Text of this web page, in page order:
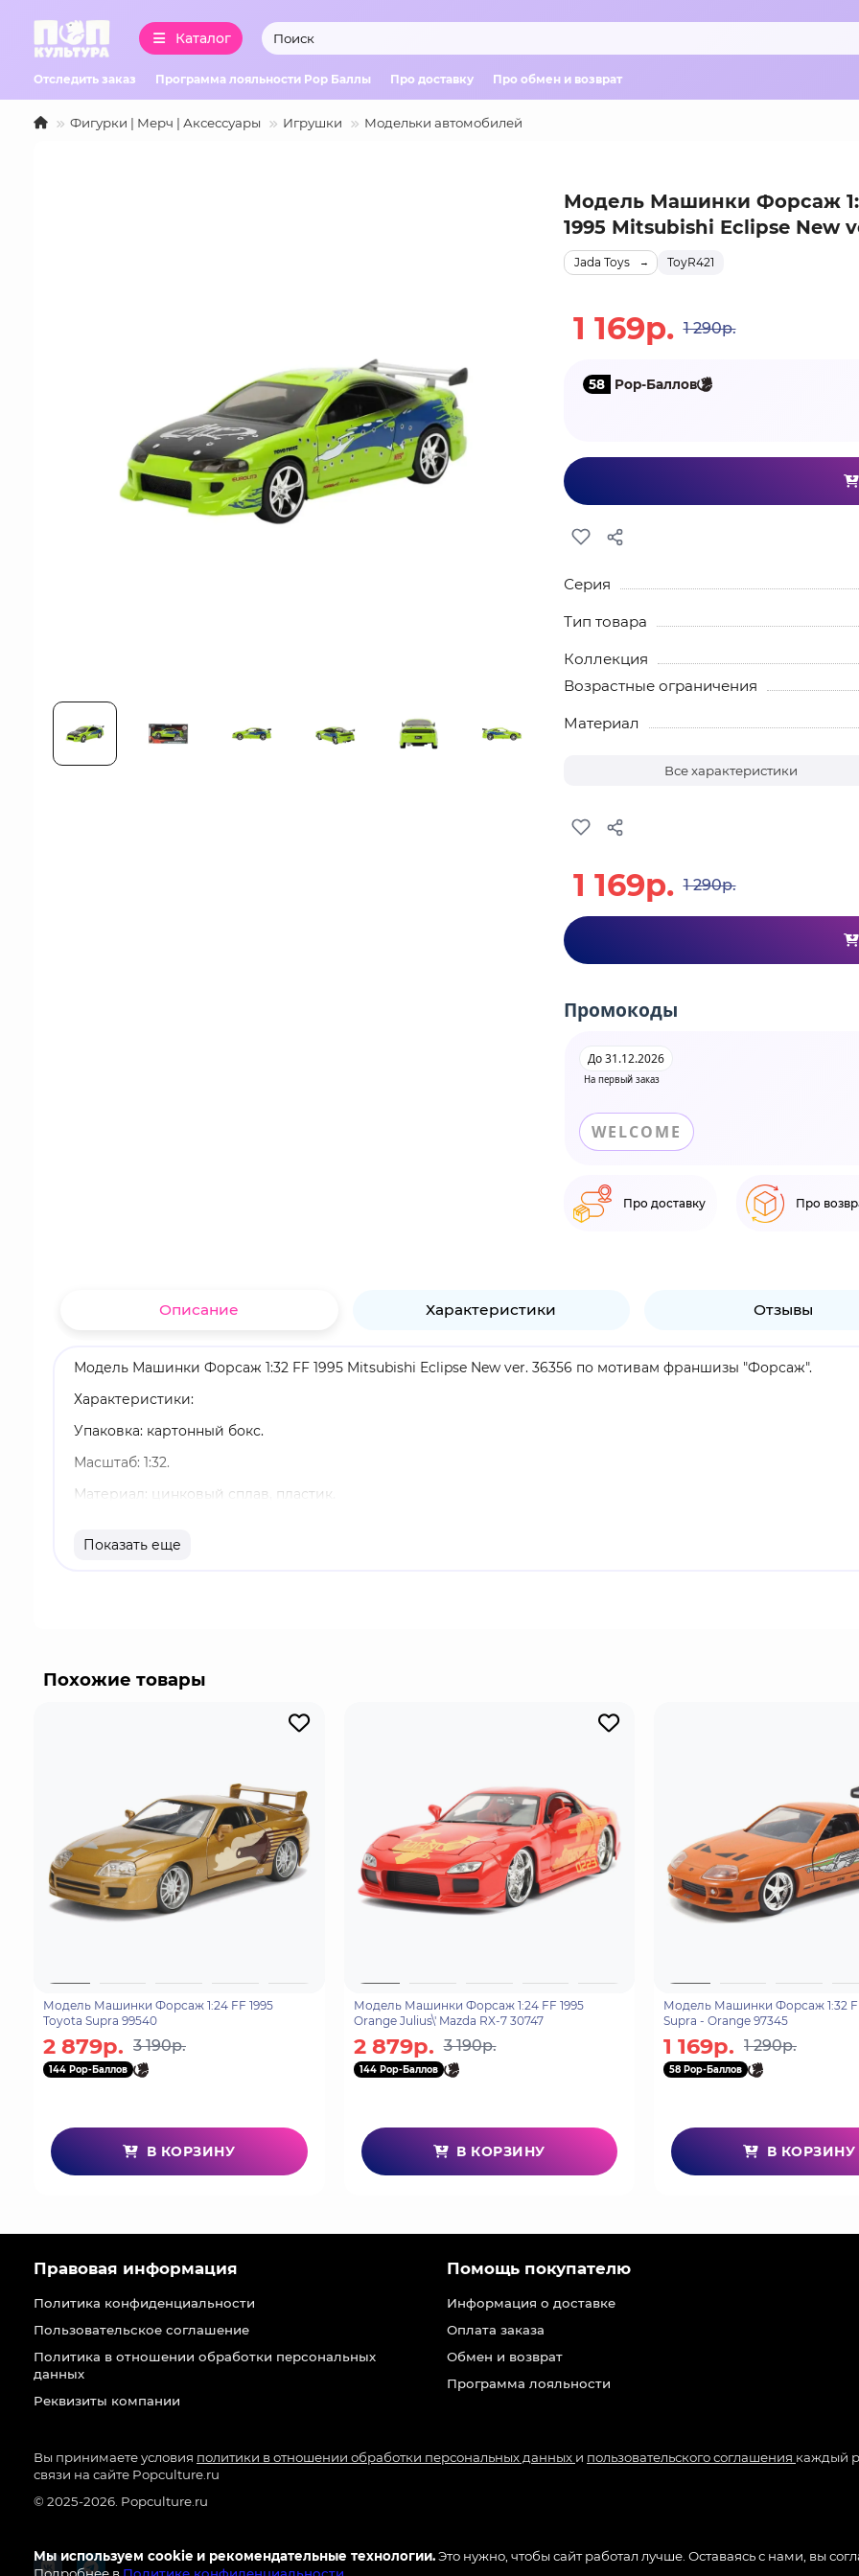
Каталог
Отследить заказ Программа лояльности Pop Баллы Про доставку Про обмен и возврат
Фигурки | Мерч | Аксессуары Игрушки Модельки автомобилей
Модель Машинки Форсаж
1995 Mitsubishi Eclipse New
ТоуR421
Jada Toys
1 169р. 1 290р.
58 Pop-Баллов
Серия
Тип товара
Коллекция
Возрастные ограничения
Материал
Все характеристики
1 169р. 1 290р.
Промокоды
На первый заказ
До 31.12.2026
WELCOME
Про доставку Про
Описание Характеристики Отзывы
Модель Машинки Форсаж 1:32 FF 1995 Mitsubishi Eclipse New ver. 36356 по мотивам франшизы "Форсаж".
Характеристики:
Упаковка: картонный бокс.
Масштаб: 1:32.
Материал: цинковый сплав, пластик.
Бренд: Jada Toys.
Показать еще
Похожие товары
Модель Машинки Форсаж 1:24 FF 1995
Toyota Supra 99540
2 879р. 3 190р.
144 Pop-Баллов
В КОРЗИНУ
Модель Машинки Форсаж 1:24 FF 1995
Orange Julius\' Mazda RX-7 30747
2 879р. 3 190р.
144 Pop-Баллов
В КОРЗИНУ
Модель Машинки Форсаж 1:32
Supra - Orange 97345
1 169р. 1 290р.
58 Pop-Баллов
В КОРЗИНУ
Мы используем cookie и рекомендательные технологии.Это нужно, чтобы сайт работал лучше. Оставаясь с нами, вы
Правовая информация
Политика конфиденциальности
Пользовательское соглашение
Политика в отношении обработки персональных
данных
Реквизиты компании
Помощь покупателю
Информация о доставке
Оплата заказа
Обмен и возврат
Программа лояльности
Вы принимаете условия политики в отношении обработки персональных данных и пользовательского соглашения каждый
связи на сайте Popculture.ru
© 2025-2026. Popculture.ru